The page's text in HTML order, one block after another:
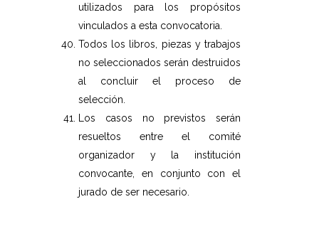
utilizados para los propósitos
vinculados a esta convocatoria.
Todos los libros, piezas y trabajos
no seleccionados serán destruidos
al concluir el proceso de
selección.
Los casos no previstos serán
resueltos entre el comité
organizador y la institución
convocante, en conjunto con el
jurado de ser necesario.